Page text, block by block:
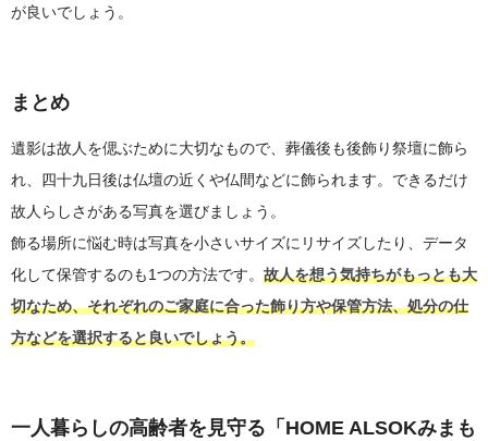
が良いでしょう。
まとめ
遺影は故人を偲ぶために大切なもので、葬儀後も後飾り祭壇に飾ら
れ、四十九日後は仏壇の近くや仏間などに飾られます。できるだけ
故人らしさがある写真を選びましょう。
飾る場所に悩む時は写真を小さいサイズにリサイズしたり、データ
化して保管するのも1つの方法です。 故人を想う気持ちがもっとも大
切なため、それぞれのご家庭に合った飾り方や保管方法、処分の仕
方などを選択すると良いでしょう。
一人暮らしの高齢者を見守る「HOME ALSOKみまも